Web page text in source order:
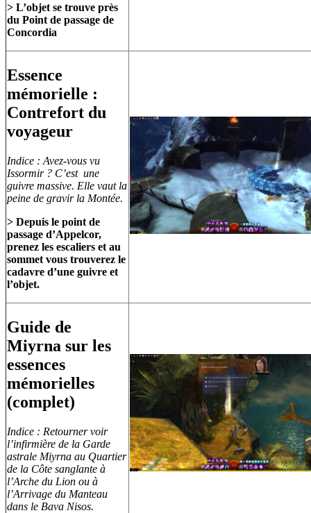
> L’objet se trouve près
du Point de passage de
Concordia
Essence
mémorielle :
Contrefort du
voyageur
Indice : Avez-vous vu
Issormir ? C’est une
guivre massive. Elle vaut la
peine de gravir la Montée.
> Depuis le point de
passage d’Appelcor,
prenez les escaliers et au
sommet vous trouverez le
cadavre d’une guivre et
l’objet.
Guide de
Miyrna sur les
essences
mémorielles
(complet)
Indice : Retourner voir
l’infirmière de la Garde
astrale Miyrna au Quartier
de la Côte sanglante à
l’Arche du Lion ou à
l’Arrivage du Manteau
dans le Bava Nisos.